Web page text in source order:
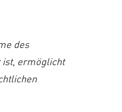
des
ist, ermöglicht